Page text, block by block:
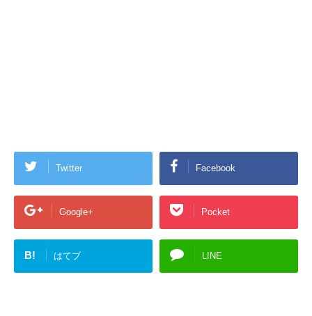
Twitter Facebook
Google+ Pocket
B! はてブ LINE